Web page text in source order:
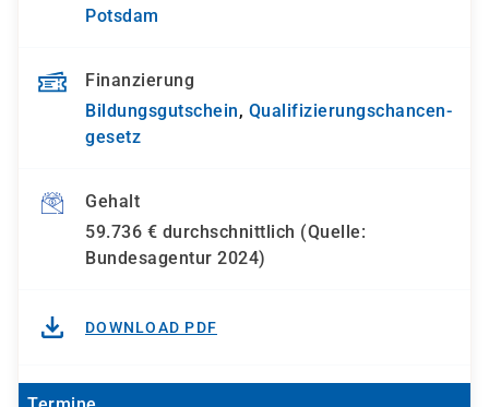
Potsdam
Finanzierung
Bildungsgutschein, Qualifizierungs­chancen­
gesetz
Gehalt
59.736 € durchschnittlich (Quelle:
Bundesagentur 2024)
DOWNLOAD PDF